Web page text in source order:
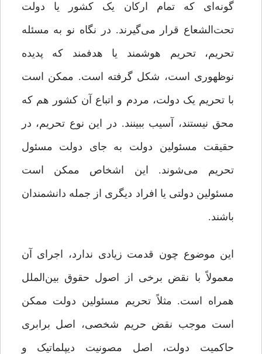
گونه‌ای که تمام ارکان یک کشور یا دولت
تحت‌الشعاع قرار می‌گیرند. در نگاه نو به مسئله
تحریم، تحریم هوشمند یا هدفمند که پدیده
نوظهوری است، شکل گرفته است. ممکن است
با تحریم یک دولت، مردم و اتباع آن کشور هم که
محق نیستند، آسیب ببینند. در این نوع تحریم، در
حقیقت مسئولین دولت به جای دولت مسئول
تحریم می‌شوند. این اشخاص ممکن است
مسئولین دولتی یا افراد دیگری از جمله دانشمندان
باشند.
این موضوع چون قدمت زیادی ندارد، اجرای آن
معمولاً با نقض برخی از اصول حقوق بین‌الملل
همراه است. مثلاً تحریم مسئولین دولت ممکن
است موجب نقض حریم شخصی، اصل برابری
حاکمیت دولت، اصل مصونیت دیپلماتیک و